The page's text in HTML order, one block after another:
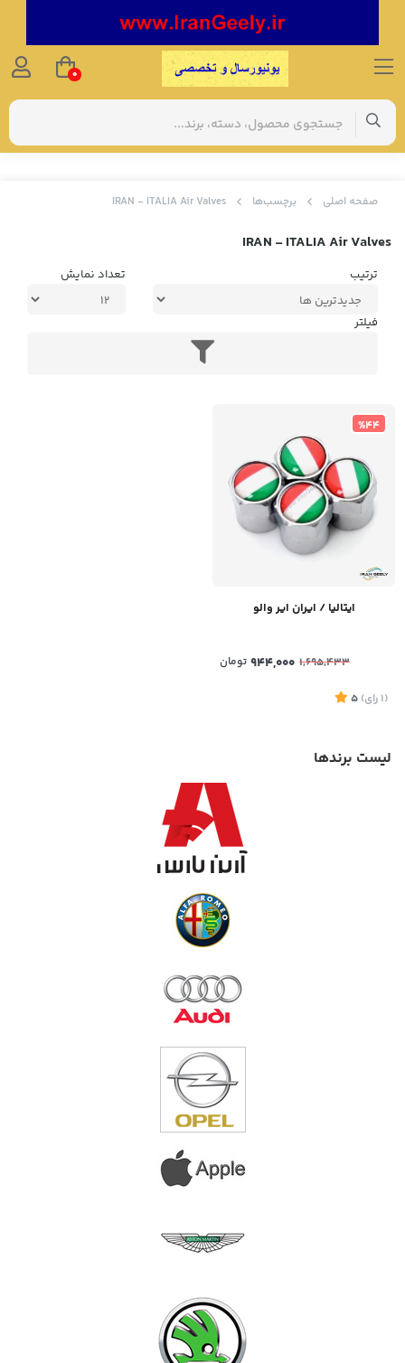
صفحه اصلی برچسب‌ها IRAN - ITALIA Air Valves
IRAN - ITALIA Air Valves
ترتیب تعداد نمایش
فیلتر
%44
ایتالیا / ایران ایر والو
1,695,433
944,000 تومان
(1 رای)
5
لیست برندها
0